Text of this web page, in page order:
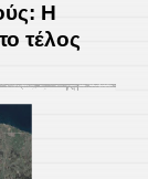
Η
τέλος